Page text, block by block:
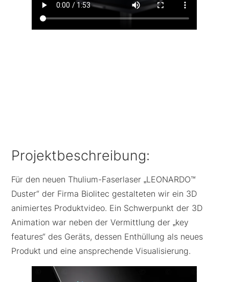
Projektbeschreibung:
Für den neuen Thulium-Faserlaser „LEONARDO™
Duster“ der Firma Biolitec gestalteten wir ein 3D
animiertes Produktvideo. Ein Schwerpunkt der 3D
Animation war neben der Vermittlung der „key
features“ des Geräts, dessen Enthüllung als neues
Produkt und eine ansprechende Visualisierung.